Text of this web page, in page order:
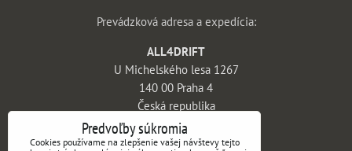
Prevádzková adresa a expedícia:
ALL4DRIFT
U Michelského lesa 1267
140 00 Praha 4
Česká republika
INFORMÁCIE
Predvoľby súkromia
Cookies používame na zlepšenie vašej návštevy tejto